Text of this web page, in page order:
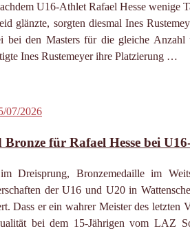
U16-Athlet Rafael Hesse wenige
glänzte, sorgten diesmal Ines
bei den Masters für die gleiche Anzahl
Ines Rustemeyer ihre Platzierung …
07/2026
Bronze für Rafael Hesse bei
Dreisprung, Bronzemedaille im
der U16 und U20 in
Dass er ein wahrer Meister des letzten
bei dem 15-Jährigen vom LAZ